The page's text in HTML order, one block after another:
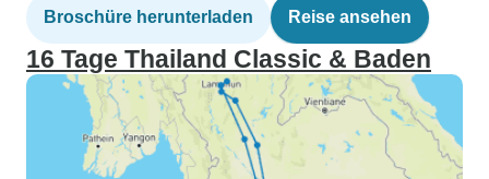
Broschüre herunterladen Reise ansehen
16 Tage Thailand Classic & Baden